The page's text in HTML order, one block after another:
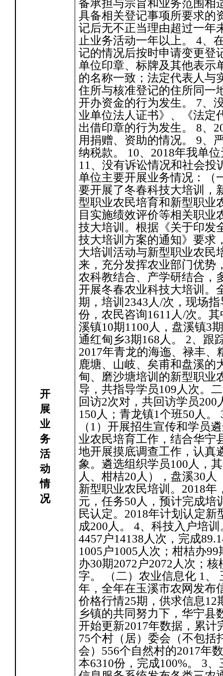
开
展
业
务
活
动
情
况
备承担与宗旨和业务范围相
具备相关登记事项所要求的
记后无不正当理由超过一年
止业务活动一年以上。 4、
记的情况后按时申请变更登
单位印章、标牌及其他表示
的名称一致；法定代表人与
住所与核准登记的住所同一
开办资金的行为发生。 7、
业单位法人证书》、《法定
出借印章的行为发生。 8、
用捐赠、资助的情况。 9、
纳税款。 10、2018年我单
11、没有诉讼情况和社会投
单位主要开展业务情况：（
要开展了冬春科技大培训，
型职业农民培育和新型职业
目实施绩效评价等相关职业
技大培训。根据《关于印发
技大培训方案的通知》要求
大培训活动与新型职业农民
来，充分发挥农业部门优势
农科教结合、产学研结合，
开展冬春农业科技大培训。
期，培训2343人/次，现场
份，农民咨询1611人/次。
溪镇10期1100人，盘溪镇3
通红甸乡3期168人。 2、跟
2017年青龙的海迤、禄丰
鹿塘、山岐、矣甫和盘溪的
甸、磨沙塘培训的新型职业
导，共指导学员109人次。
回访2次对，共回访学员
150人；青龙镇1个班50人
（1）开展招生宣传和学员
业农民培育工作，结合华宁
地开展摸底调查工作，认真
象。遴选组织学员100人，
人、柑桔20人），盘溪30
新型职业农民培训。2018年
元，任务50人，预计完成培
民认定。2018年计划认定新
成200人。 4、科技入户培
4457户14138人次，完成
1005户1005人次；柑桔办
办30期2072户2072人次；
字。 （二）农业信息化 1、
年，全年在玉溪市农网发布
价格行情25期，供求信息12
乡镇的共同努力下，华宁县
开始更新2017年数据，累计
75个村（居）委会（不包括
会）556个自然村的2017年
本6310份，完成100%。 3